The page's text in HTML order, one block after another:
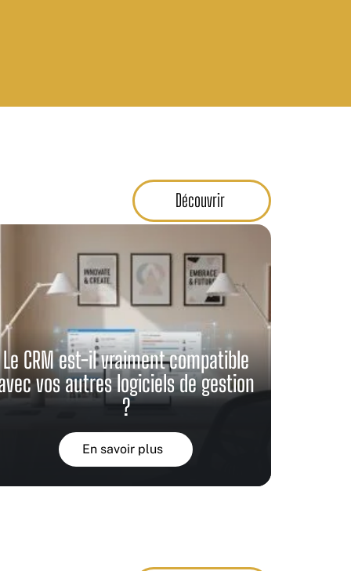
Découvrir
Le CRM est-il vraiment compatible
vos autres logiciels de gestion
?
En savoir plus